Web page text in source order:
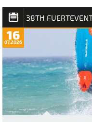
38TH
16
07.2026